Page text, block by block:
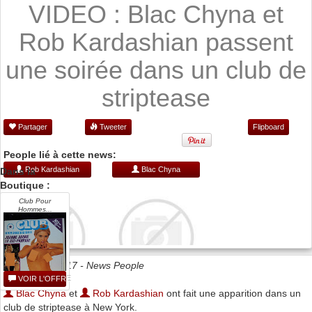
VIDEO : Blac Chyna et
Rob Kardashian passent
une soirée dans un club de
striptease
Partager Tweeter Flipboard
People lié à cette news:
Rob Kardashian Blac Chyna
Date 17/01/2017 - News People
Blac Chynaet Rob Kardashian ont fait une apparition dans un
club de striptease à New York.
Dans la
Boutique :
Club Pour
Hommes...
VOIR L'OFFRE